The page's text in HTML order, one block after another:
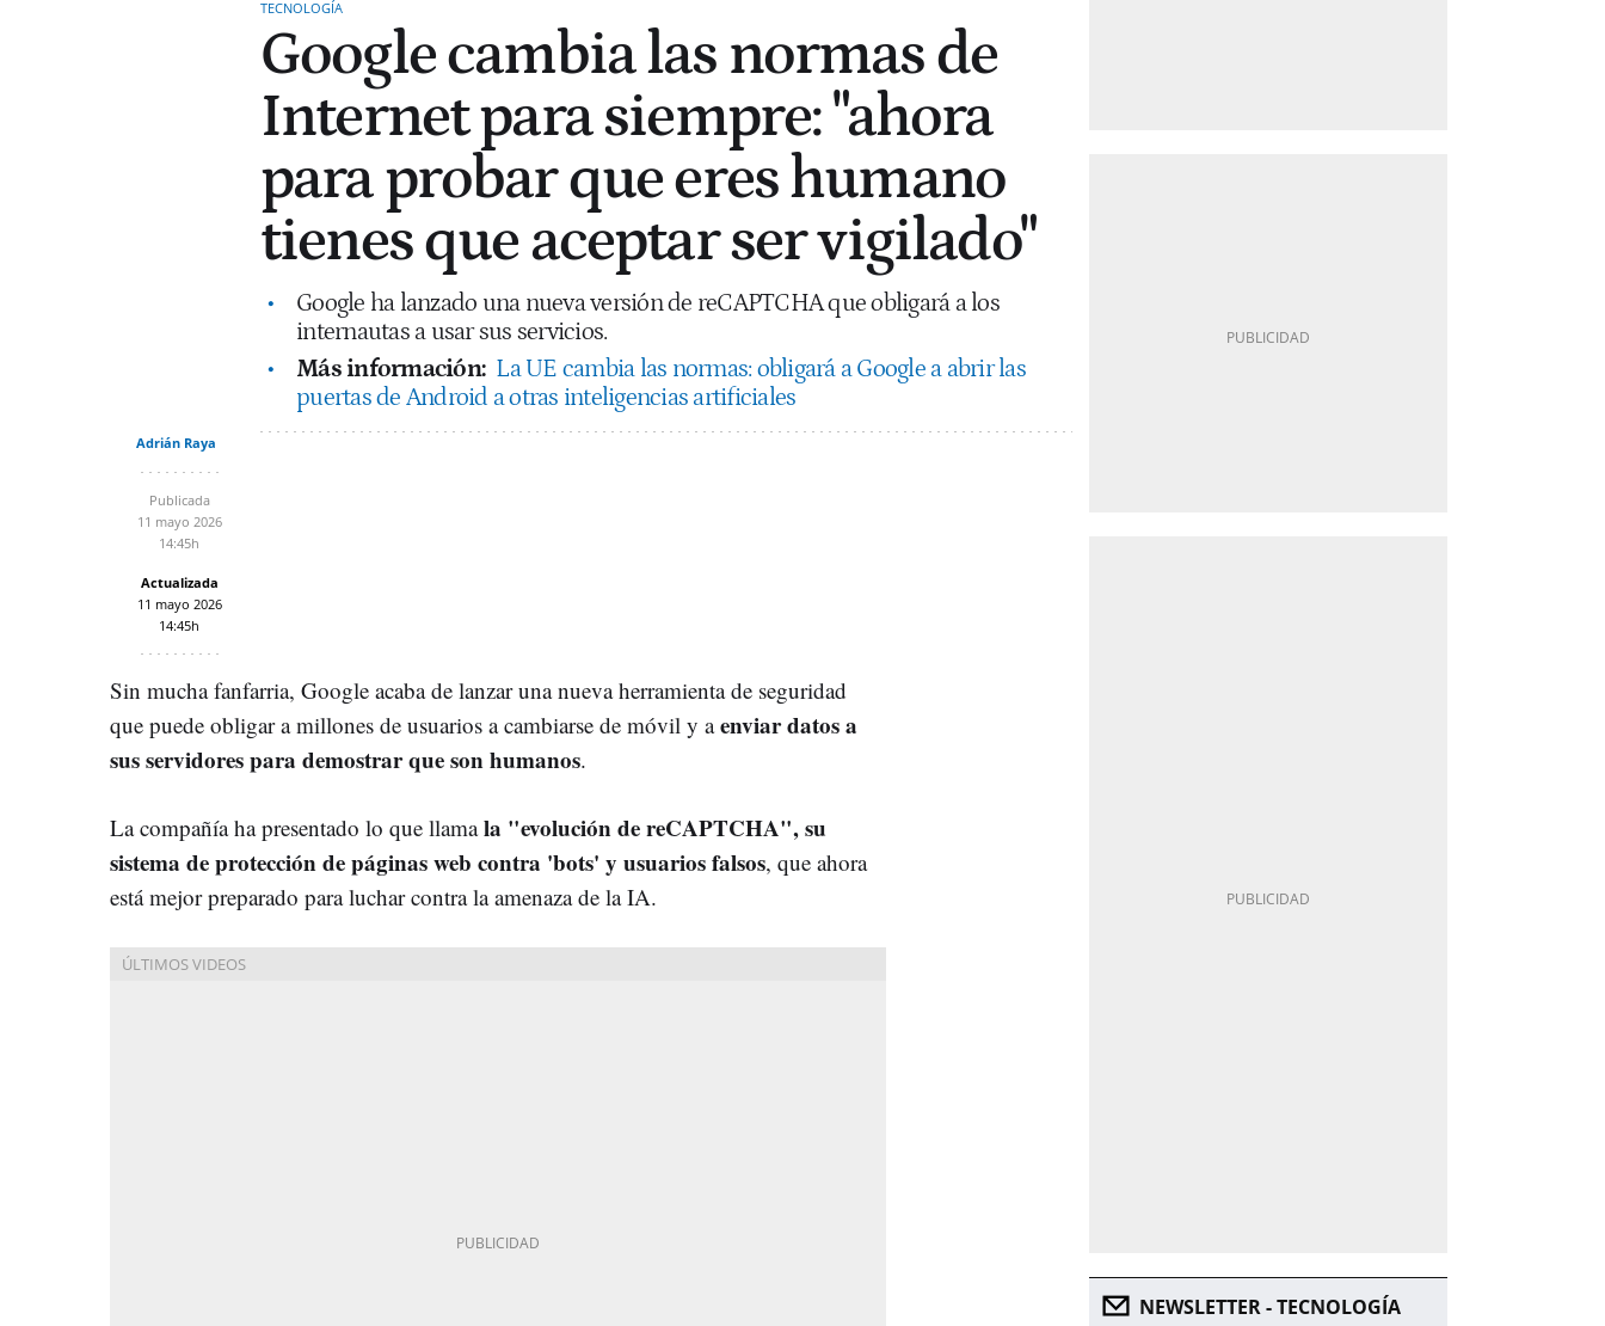
TECNOLOGÍA
Google cambia las normas de
Internet para siempre: "ahora
para probar que eres humano
tienes que aceptar ser vigilado"
Google ha lanzado una nueva versión de reCAPTCHA que obligará a los
internautas a usar sus servicios.
Más información: La UE cambia las normas: obligará a Google a abrir las
puertas de Android a otras inteligencias artificiales
Adrián Raya
Publicada
11 mayo 2026
14:45h
Actualizada
11 mayo 2026
14:45h
Sin mucha fanfarria, Google acaba de lanzar una nueva herramienta de seguridad
que puede obligar a millones de usuarios a cambiarse de móvil y aenviar datos a
sus servidores para demostrar que son humanos.
La compañía ha presentado lo que llamala "evolución de reCAPTCHA", su
sistema de protección de páginas web contra 'bots' y usuarios falsos, que ahora
está mejor preparado para luchar contra la amenaza de la IA.
NEWSLETTER - TECNOLOGÍA